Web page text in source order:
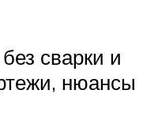
сварки и
нюансы